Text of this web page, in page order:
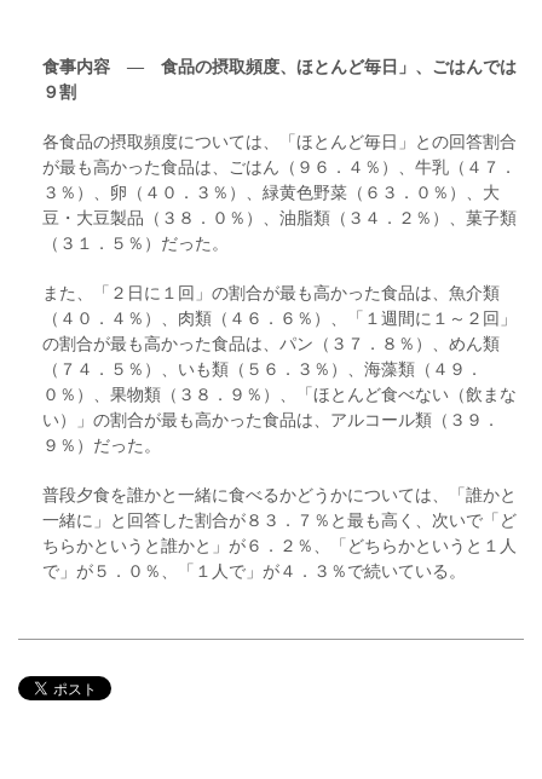
食事内容 ― 食品の摂取頻度、ほとんど毎日」、ごはんでは
９割
各食品の摂取頻度については、「ほとんど毎日」との回答割合
が最も高かった食品は、ごはん（９６．４％）、牛乳（４７．
３％）、卵（４０．３％）、緑黄色野菜（６３．０％）、大
豆・大豆製品（３８．０％）、油脂類（３４．２％）、菓子類
（３１．５％）だった。
また、「２日に１回」の割合が最も高かった食品は、魚介類
（４０．４％）、肉類（４６．６％）、「１週間に１～２回」
の割合が最も高かった食品は、パン（３７．８％）、めん類
（７４．５％）、いも類（５６．３％）、海藻類（４９．
０％）、果物類（３８．９％）、「ほとんど食べない（飲まな
い）」の割合が最も高かった食品は、アルコール類（３９．
９％）だった。
普段夕食を誰かと一緒に食べるかどうかについては、「誰かと
一緒に」と回答した割合が８３．７％と最も高く、次いで「ど
ちらかというと誰かと」が６．２％、「どちらかというと１人
で」が５．０％、「１人で」が４．３％で続いている。